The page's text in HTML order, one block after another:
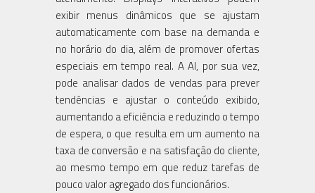
exibir menus dinâmicos que se ajustam
automaticamente com base na demanda e
no horário do dia, além de promover ofertas
especiais em tempo real. A AI, por sua vez,
pode analisar dados de vendas para prever
tendências e ajustar o conteúdo exibido,
aumentando a eficiência e reduzindo o tempo
de espera, o que resulta em um aumento na
taxa de conversão e na satisfação do cliente,
ao mesmo tempo em que reduz tarefas de
pouco valor agregado dos funcionários.